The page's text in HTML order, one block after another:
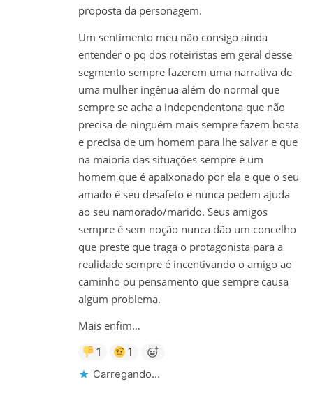
proposta da personagem.
Um sentimento meu não consigo ainda
entender o pq dos roteiristas em geral desse
segmento sempre fazerem uma narrativa de
uma mulher ingênua além do normal que
sempre se acha a independentona que não
precisa de ninguém mais sempre fazem bosta
e precisa de um homem para lhe salvar e que
na maioria das situações sempre é um
homem que é apaixonado por ela e que o seu
amado é seu desafeto e nunca pedem ajuda
ao seu namorado/marido. Seus amigos
sempre é sem noção nunca dão um concelho
que preste que traga o protagonista para a
realidade sempre é incentivando o amigo ao
caminho ou pensamento que sempre causa
algum problema.
Mais enfim…
1 1
Carregando...